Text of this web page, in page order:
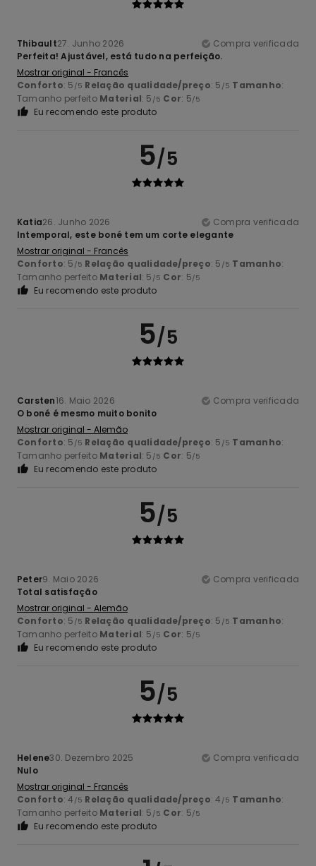
Thibault27. Junho 2026
Compra verificada
Perfeita! Ajustável, está tudo na perfeição.
Mostrar original - Francês
Conforto: 5 /5 Relação qualidade/preço: 5 /5 Tamanho:
Tamanho perfeito Material: 5 /5 Cor: 5/5
Eu recomendo este produto
5/5
Katia26. Junho 2026
Compra verificada
Intemporal, este boné tem um corte elegante
Mostrar original - Francês
Conforto: 5 /5 Relação qualidade/preço: 5 /5 Tamanho:
Tamanho perfeito Material: 5 /5 Cor: 5/5
Eu recomendo este produto
5/5
Carsten16. Maio 2026
Compra verificada
O boné é mesmo muito bonito
Mostrar original - Alemão
Conforto: 5 /5 Relação qualidade/preço: 5 /5 Tamanho:
Tamanho perfeito Material: 5 /5 Cor: 5/5
Eu recomendo este produto
5/5
Peter9. Maio 2026
Compra verificada
Total satisfação
Mostrar original - Alemão
Conforto: 5 /5 Relação qualidade/preço: 5 /5 Tamanho:
Tamanho perfeito Material: 5 /5 Cor: 5/5
Eu recomendo este produto
5/5
Helene30. Dezembro 2025
Compra verificada
Nulo
Mostrar original - Francês
Conforto: 4 /5 Relação qualidade/preço: 4 /5 Tamanho:
Tamanho perfeito Material: 5 /5 Cor: 5/5
Eu recomendo este produto